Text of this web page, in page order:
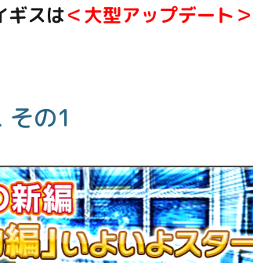
ギスは＜大型アップデート＞
その1